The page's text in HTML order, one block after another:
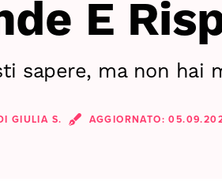
E
sapere, ma non hai
GIULIA S. AGGIORNATO: